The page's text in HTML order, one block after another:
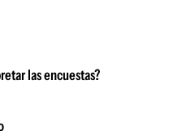
las encuestas?